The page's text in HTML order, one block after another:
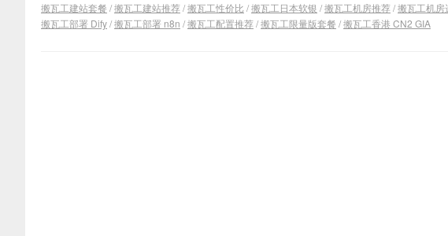
搬瓦工建站套餐 /搬瓦工建站推荐/搬瓦工性价比/搬瓦工日本软银 /搬瓦工机房推荐/搬瓦工机房
搬瓦工部署 Dify/搬瓦工部署 n8n /搬瓦工配置推荐/搬瓦工限量版套餐 /搬瓦工香港 CN2 GIA